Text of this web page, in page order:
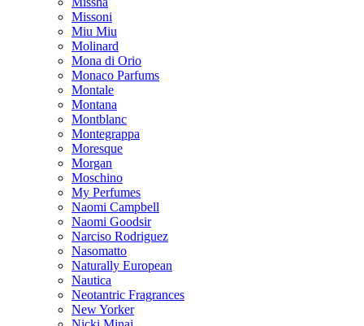
Missoni
Miu Miu
Molinard
Mona di Orio
Monaco Parfums
Montale
Montana
Montblanc
Montegrappa
Moresque
Morgan
Moschino
My Perfumes
Naomi Campbell
Naomi Goodsir
Narciso Rodriguez
Nasomatto
Naturally European
Nautica
Neotantric Fragrances
New Yorker